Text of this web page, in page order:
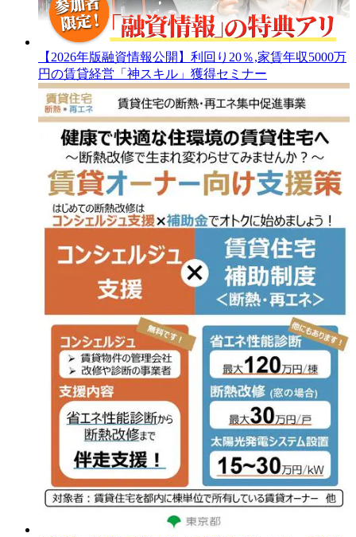
【2026年版融資情報公開】利回り20％,家賃年収5000万
円の賃貸経営「神スキル」獲得セミナー